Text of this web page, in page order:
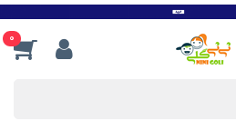
0